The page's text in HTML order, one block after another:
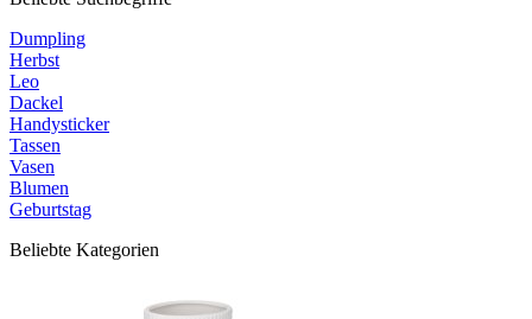
Dumpling
Herbst
Leo
Dackel
Handysticker
Tassen
Vasen
Blumen
Geburtstag
Beliebte Kategorien